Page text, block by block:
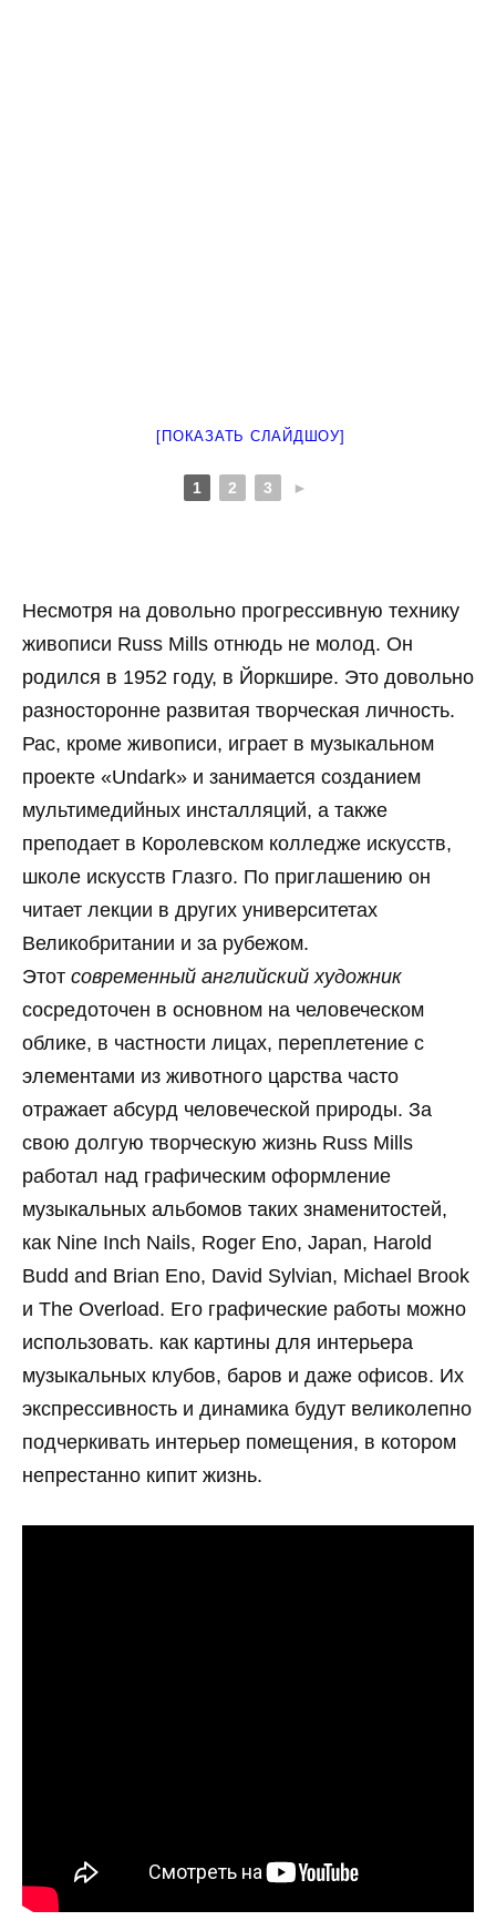
[ПОКАЗАТЬ СЛАЙДШОУ]
1 2 3 ►
Несмотря на довольно прогрессивную технику
живописи Russ Mills отнюдь не молод. Он
родился в 1952 году, в Йоркшире. Это довольно
разносторонне развитая творческая личность.
Рас, кроме живописи, играет в музыкальном
проекте «Undark» и занимается созданием
мультимедийных инсталляций, а также
преподает в Королевском колледже искусств,
школе искусств Глазго. По приглашению он
читает лекции в других университетах
Великобритании и за рубежом.
Этот современный английский художник
сосредоточен в основном на человеческом
облике, в частности лицах, переплетение с
элементами из животного царства часто
отражает абсурд человеческой природы. За
свою долгую творческую жизнь Russ Mills
работал над графическим оформление
музыкальных альбомов таких знаменитостей,
как Nine Inch Nails, Roger Eno, Japan, Harold
Budd and Brian Eno, David Sylvian, Michael Brook
и The Overload. Его графические работы можно
использовать. как картины для интерьера
музыкальных клубов, баров и даже офисов. Их
экспрессивность и динамика будут великолепно
подчеркивать интерьер помещения, в котором
непрестанно кипит жизнь.